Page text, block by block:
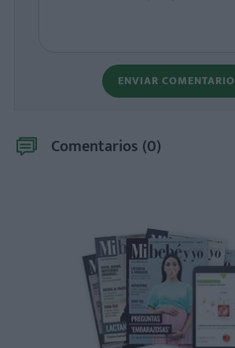
ENVIAR COMENTARIO
Comentarios (0)